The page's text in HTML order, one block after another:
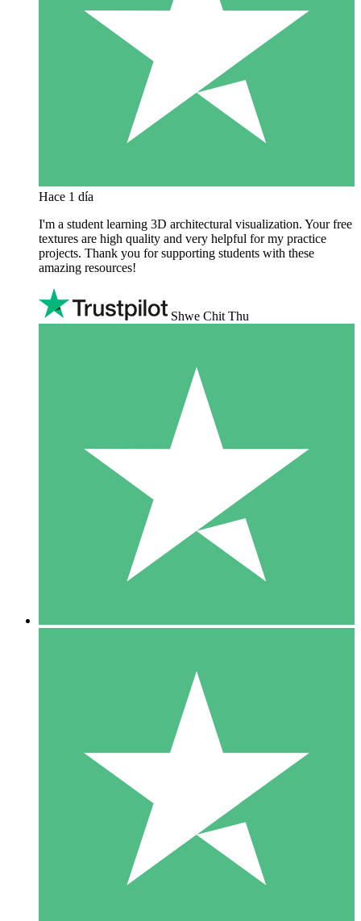
Hace 1 día
I'm a student learning 3D architectural visualization. Your free
textures are high quality and very helpful for my practice
projects. Thank you for supporting students with these
amazing resources!
Shwe Chit Thu